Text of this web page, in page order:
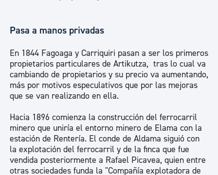
Pasa a manos privadas
En 1844 Fagoaga y Carriquiri pasan a ser los primeros
propietarios particulares de Artikutza, tras lo cual va
cambiando de propietarios y su precio va aumentando,
más por motivos especulativos que por las mejoras
que se van realizando en ella.
Hacia 1896 comienza la construcción del ferrocarril
minero que uniría el entorno minero de Elama con la
estación de Rentería. El conde de Aldama siguió con
la explotación del ferrocarril y de la finca que fue
vendida posteriormente a Rafael Picavea, quien entre
otras sociedades funda la "Compañía explotadora de